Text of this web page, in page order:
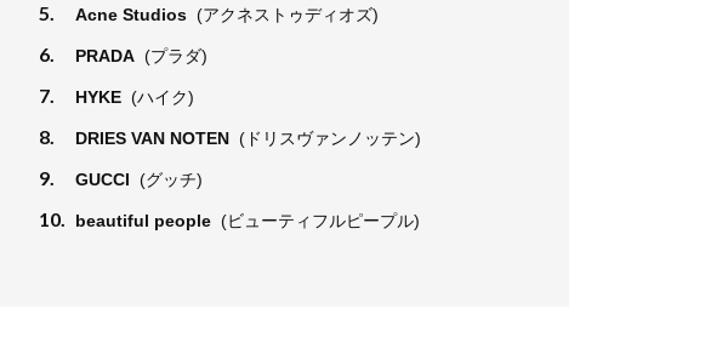
5. Acne Studios (アクネストゥディオズ)
6. PRADA (プラダ)
7. HYKE (ハイク)
8. DRIES VAN NOTEN (ドリスヴァンノッテン)
9. GUCCI (グッチ)
10. beautiful people (ビューティフルピープル)